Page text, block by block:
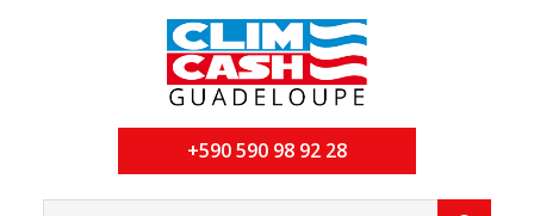
+590 590 98 92 28